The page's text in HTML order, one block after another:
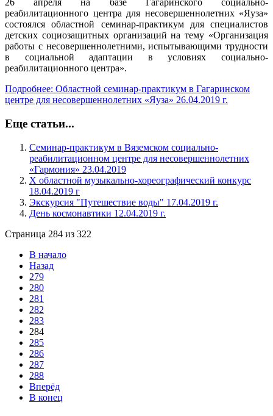
26 апреля на базе Гагаринского социально-
реабилитационного центра для несовершеннолетних «Яуза»
состоялся областной семинар-практикум для специалистов
детских социозащитных организаций на тему «Организация
работы с несовершеннолетними, испытывающими трудности
в социальной адаптации в условиях социально-
реабилитационного центра».
Подробнее: Областной семинар-практикум в Гагаринском
центре для несовершеннолетних «Яуза» 26.04.2019 г.
Еще статьи...
Семинар-практикум в Вяземском социально-
реабилитационном центре для несовершеннолетних
«Гармония» 23.04.2019
X областной музыкально-хореографический конкурс
18.04.2019 г
Экскурсия "Путешествие воды" 17.04.2019 г.
День космонавтики 12.04.2019 г.
Страница 284 из 322
В начало
Назад
279
280
281
282
283
284
285
286
287
288
Вперёд
В конец